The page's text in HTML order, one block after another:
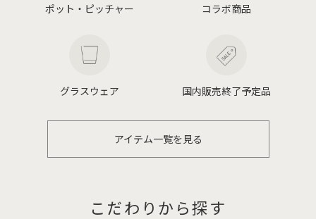
ポット・ピッチャー コラボ商品
グラスウェア 国内販売終了予定品
アイテム一覧を見る
こだわりから探す